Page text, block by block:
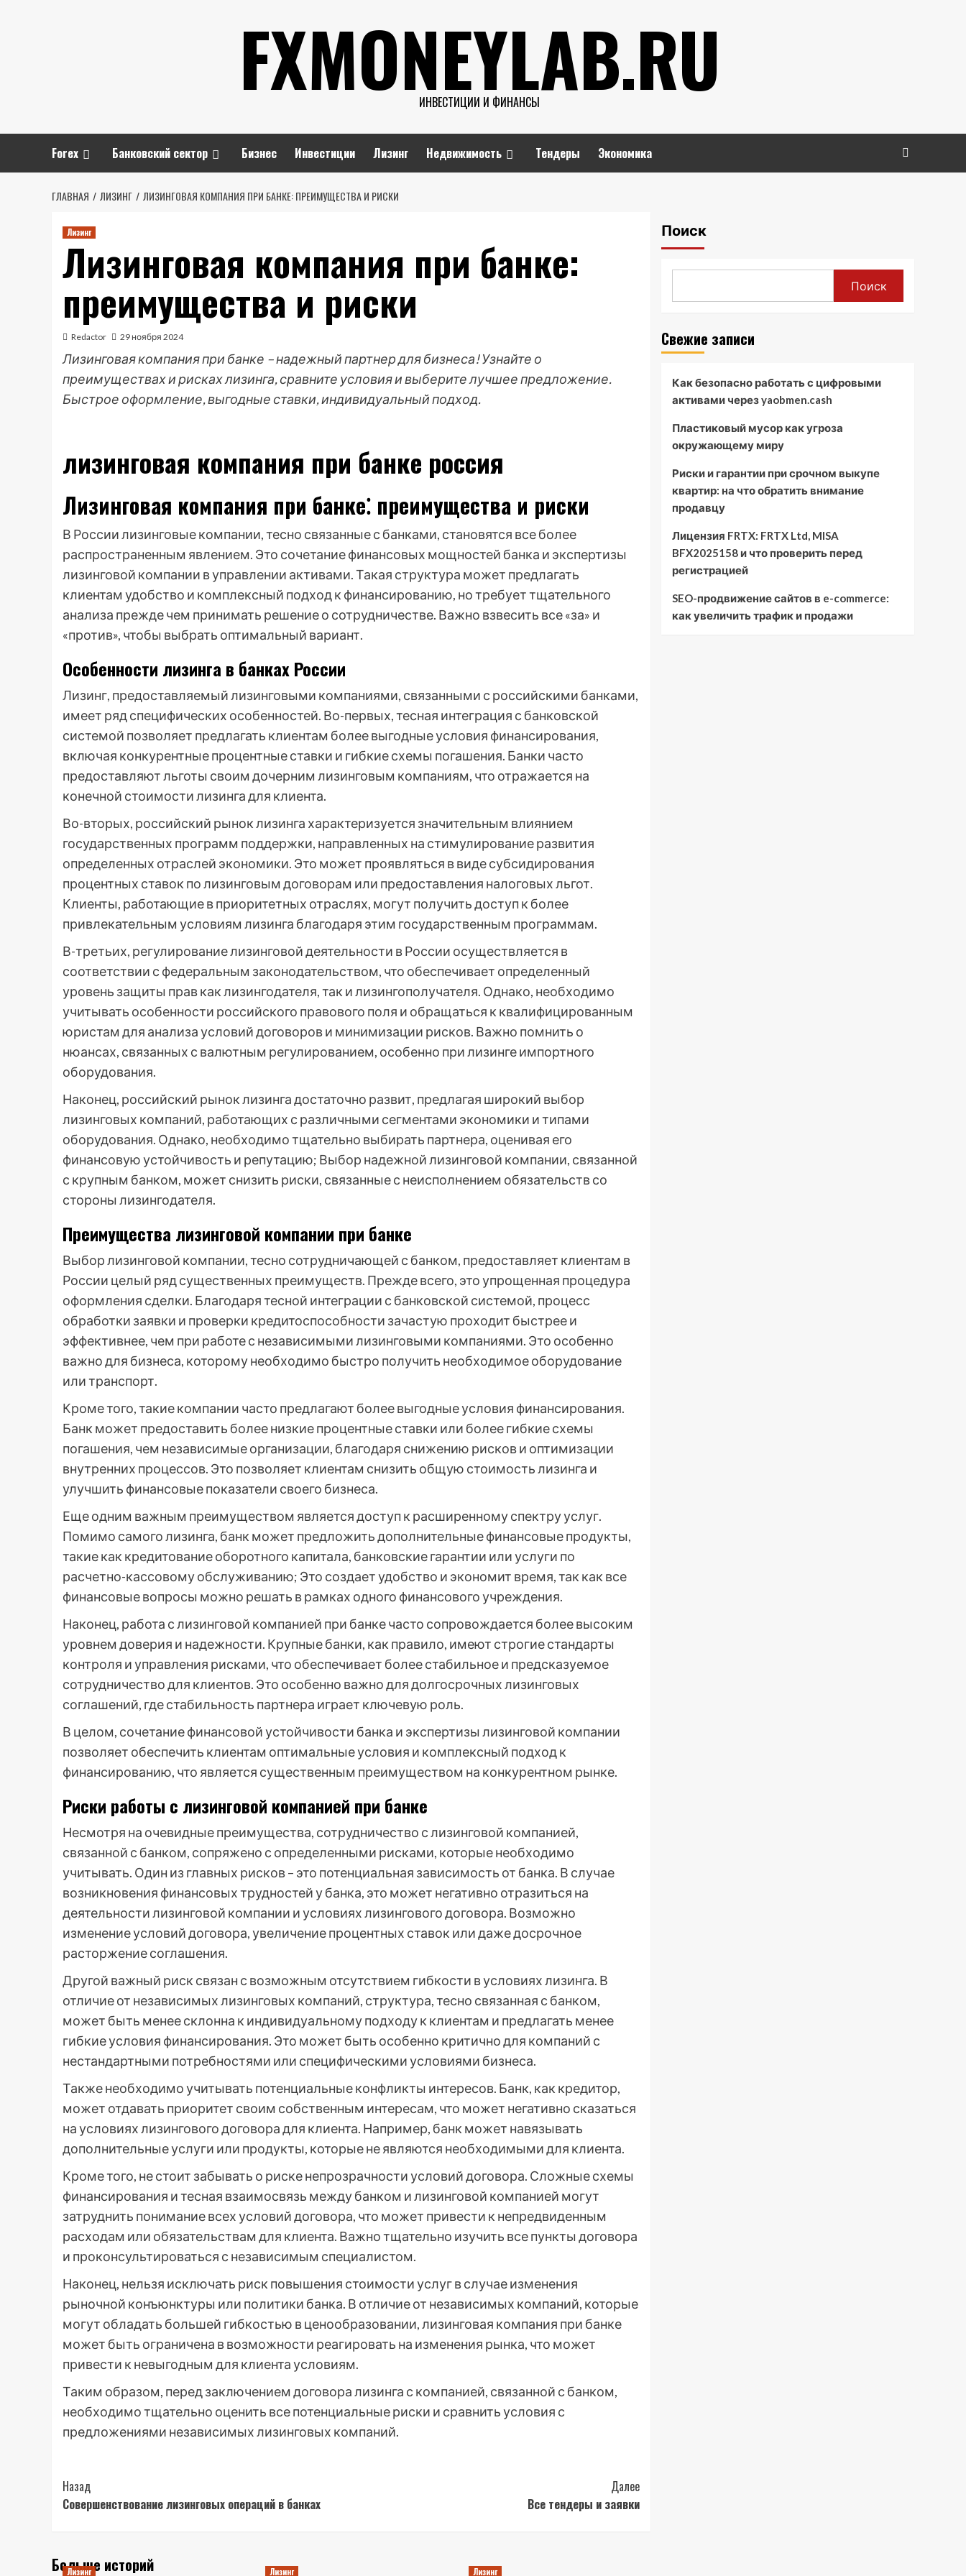
FXMONEYLAB.RU
ИНВЕСТИЦИИ И ФИНАНСЫ
Forex Банковский сектор Бизнес Инвестиции Лизинг Недвижимость Тендеры Экономика
ГЛАВНАЯ ЛИЗИНГ ЛИЗИНГОВАЯ КОМПАНИЯ ПРИ БАНКЕ: ПРЕИМУЩЕСТВА И РИСКИ
Лизинг
Лизинговая компания при банке:
преимущества и риски
Redactor 29 ноября 2024
Лизинговая компания при банке – надежный партнер для бизнеса! Узнайте о
преимуществах и рисках лизинга, сравните условия и выберите лучшее предложение.
Быстрое оформление, выгодные ставки, индивидуальный подход.
лизинговая компания при банке россия
Лизинговая компания при банке⁚ преимущества и риски
В России лизинговые компании, тесно связанные с банками, становятся все более
распространенным явлением. Это сочетание финансовых мощностей банка и экспертизы
лизинговой компании в управлении активами. Такая структура может предлагать
клиентам удобство и комплексный подход к финансированию, но требует тщательного
анализа прежде чем принимать решение о сотрудничестве. Важно взвесить все «за» и
«против», чтобы выбрать оптимальный вариант.
Особенности лизинга в банках России
Лизинг, предоставляемый лизинговыми компаниями, связанными с российскими банками,
имеет ряд специфических особенностей. Во-первых, тесная интеграция с банковской
системой позволяет предлагать клиентам более выгодные условия финансирования,
включая конкурентные процентные ставки и гибкие схемы погашения. Банки часто
предоставляют льготы своим дочерним лизинговым компаниям, что отражается на
конечной стоимости лизинга для клиента.
Во-вторых, российский рынок лизинга характеризуется значительным влиянием
государственных программ поддержки, направленных на стимулирование развития
определенных отраслей экономики. Это может проявляться в виде субсидирования
процентных ставок по лизинговым договорам или предоставления налоговых льгот.
Клиенты, работающие в приоритетных отраслях, могут получить доступ к более
привлекательным условиям лизинга благодаря этим государственным программам.
В-третьих, регулирование лизинговой деятельности в России осуществляется в
соответствии с федеральным законодательством, что обеспечивает определенный
уровень защиты прав как лизингодателя, так и лизингополучателя. Однако, необходимо
учитывать особенности российского правового поля и обращаться к квалифицированным
юристам для анализа условий договоров и минимизации рисков. Важно помнить о
нюансах, связанных с валютным регулированием, особенно при лизинге импортного
оборудования.
Наконец, российский рынок лизинга достаточно развит, предлагая широкий выбор
лизинговых компаний, работающих с различными сегментами экономики и типами
оборудования. Однако, необходимо тщательно выбирать партнера, оценивая его
финансовую устойчивость и репутацию; Выбор надежной лизинговой компании, связанной
с крупным банком, может снизить риски, связанные с неисполнением обязательств со
стороны лизингодателя.
Преимущества лизинговой компании при банке
Выбор лизинговой компании, тесно сотрудничающей с банком, предоставляет клиентам в
России целый ряд существенных преимуществ. Прежде всего, это упрощенная процедура
оформления сделки. Благодаря тесной интеграции с банковской системой, процесс
обработки заявки и проверки кредитоспособности зачастую проходит быстрее и
эффективнее, чем при работе с независимыми лизинговыми компаниями. Это особенно
важно для бизнеса, которому необходимо быстро получить необходимое оборудование
или транспорт.
Кроме того, такие компании часто предлагают более выгодные условия финансирования.
Банк может предоставить более низкие процентные ставки или более гибкие схемы
погашения, чем независимые организации, благодаря снижению рисков и оптимизации
внутренних процессов. Это позволяет клиентам снизить общую стоимость лизинга и
улучшить финансовые показатели своего бизнеса.
Еще одним важным преимуществом является доступ к расширенному спектру услуг.
Помимо самого лизинга, банк может предложить дополнительные финансовые продукты,
такие как кредитование оборотного капитала, банковские гарантии или услуги по
расчетно-кассовому обслуживанию; Это создает удобство и экономит время, так как все
финансовые вопросы можно решать в рамках одного финансового учреждения.
Наконец, работа с лизинговой компанией при банке часто сопровождается более высоким
уровнем доверия и надежности. Крупные банки, как правило, имеют строгие стандарты
контроля и управления рисками, что обеспечивает более стабильное и предсказуемое
сотрудничество для клиентов. Это особенно важно для долгосрочных лизинговых
соглашений, где стабильность партнера играет ключевую роль.
В целом, сочетание финансовой устойчивости банка и экспертизы лизинговой компании
позволяет обеспечить клиентам оптимальные условия и комплексный подход к
финансированию, что является существенным преимуществом на конкурентном рынке.
Риски работы с лизинговой компанией при банке
Несмотря на очевидные преимущества, сотрудничество с лизинговой компанией,
связанной с банком, сопряжено с определенными рисками, которые необходимо
учитывать. Один из главных рисков – это потенциальная зависимость от банка. В случае
возникновения финансовых трудностей у банка, это может негативно отразиться на
деятельности лизинговой компании и условиях лизингового договора. Возможно
изменение условий договора, увеличение процентных ставок или даже досрочное
расторжение соглашения.
Другой важный риск связан с возможным отсутствием гибкости в условиях лизинга. В
отличие от независимых лизинговых компаний, структура, тесно связанная с банком,
может быть менее склонна к индивидуальному подходу к клиентам и предлагать менее
гибкие условия финансирования. Это может быть особенно критично для компаний с
нестандартными потребностями или специфическими условиями бизнеса.
Также необходимо учитывать потенциальные конфликты интересов. Банк, как кредитор,
может отдавать приоритет своим собственным интересам, что может негативно сказаться
на условиях лизингового договора для клиента. Например, банк может навязывать
дополнительные услуги или продукты, которые не являются необходимыми для клиента.
Кроме того, не стоит забывать о риске непрозрачности условий договора. Сложные схемы
финансирования и тесная взаимосвязь между банком и лизинговой компанией могут
затруднить понимание всех условий договора, что может привести к непредвиденным
расходам или обязательствам для клиента. Важно тщательно изучить все пункты договора
и проконсультироваться с независимым специалистом.
Наконец, нельзя исключать риск повышения стоимости услуг в случае изменения
рыночной конъюнктуры или политики банка. В отличие от независимых компаний, которые
могут обладать большей гибкостью в ценообразовании, лизинговая компания при банке
может быть ограничена в возможности реагировать на изменения рынка, что может
привести к невыгодным для клиента условиям.
Таким образом, перед заключением договора лизинга с компанией, связанной с банком,
необходимо тщательно оценить все потенциальные риски и сравнить условия с
предложениями независимых лизинговых компаний.
Post
Navigation
Назад
Совершенствование лизинговых операций в банках
Далее
Все тендеры и заявки
Больше историй
Лизинг Лизинг Лизинг
Поиск
Поиск
Свежие записи
Как безопасно работать с цифровыми
активами через yaobmen.cash
Пластиковый мусор как угроза
окружающему миру
Риски и гарантии при срочном выкупе
квартир: на что обратить внимание
продавцу
Лицензия FRTX: FRTX Ltd, MISA
BFX2025158 и что проверить перед
регистрацией
SEO-продвижение сайтов в e-commerce:
как увеличить трафик и продажи